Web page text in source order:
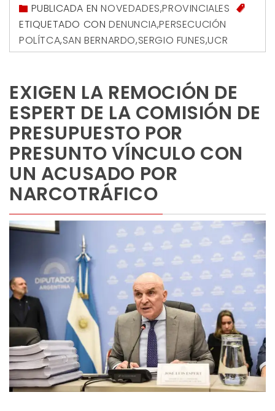
PUBLICADA ENNOVEDADES,PROVINCIALES
ETIQUETADO CON DENUNCIA,PERSECUCIÓN
POLÍTCA,SAN BERNARDO,SERGIO FUNES,UCR
EXIGEN LA REMOCIÓN DE
ESPERT DE LA COMISIÓN DE
PRESUPUESTO POR
PRESUNTO VÍNCULO CON
UN ACUSADO POR
NARCOTRÁFICO